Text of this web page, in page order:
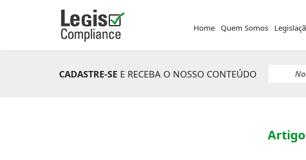
Home Quem Somos
CADASTRE-SE E RECEBA O NOSSO CONTEÚDO